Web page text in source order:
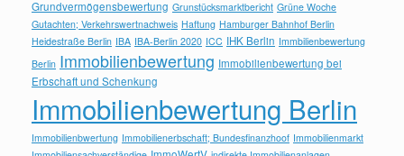
Grundvermögensbewertung Grunstücksmarktbericht Grüne Woche
Gutachten; Verkehrswertnachweis Haftung Hamburger Bahnhof Berlin
Heidestraße Berlin IBA IBA-Berlin 2020 ICC IHK Berlin Immbilienbewertung
Berlin Immobilienbewertung Immobilienbewertung bei
Erbschaft und Schenkung
Immobilienbewertung Berlin
Immobilienbwertung Immobilienerbschaft; Bundesfinanzhoof Immobilienmarkt